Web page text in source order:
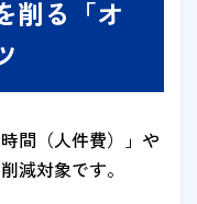
削る「オ
間（人件費）」や
減対象です。